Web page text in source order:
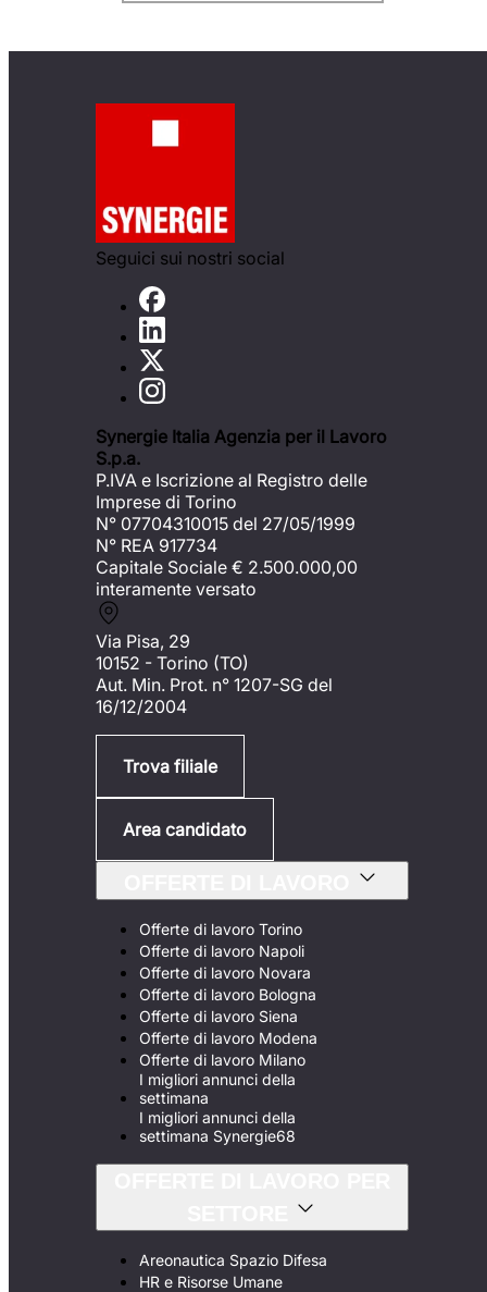
Seguici sui nostri social
Synergie Italia Agenzia per il Lavoro
S.p.a.
P.IVA e Iscrizione al Registro delle
Imprese di Torino
N° 07704310015 del 27/05/1999
N° REA 917734
Capitale Sociale € 2.500.000,00
interamente versato
Via Pisa, 29
10152 - Torino (TO)
Aut. Min. Prot. n° 1207-SG del
16/12/2004
Trova filiale
Area candidato
Offerte di lavoro Torino
Offerte di lavoro Napoli
Offerte di lavoro Novara
Offerte di lavoro Bologna
Offerte di lavoro Siena
Offerte di lavoro Modena
Offerte di lavoro Milano
I migliori annunci della
settimana
I migliori annunci della
settimana Synergie68
Areonautica Spazio Difesa
HR e Risorse Umane